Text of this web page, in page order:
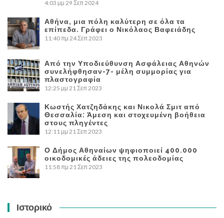
4:03 μμ 29 Σεπ 2024
Αθήνα, μια πόλη καλύτερη σε όλα τα
επίπεδα. Γράφει ο Νικόλαος Βαφειάδης
11:40 πμ 24 Σεπ 2023
Από την Υποδιεύθυνση Ασφάλειας Αθηνών
συνελήφθησαν-7- μέλη συμμορίας για
πλαστογραφία
12:25 μμ 21 Σεπ 2023
Κωστής Χατζηδάκης και Νικολά Σμιτ από
Θεσσαλία: Άμεση και στοχευμένη βοήθεια
στους πληγέντες
12:11 μμ 21 Σεπ 2023
Ο Δήμος Αθηναίων ψηφιοποιεί 400.000
οικοδομικές άδειες της πολεοδομίας
11:58 πμ 21 Σεπ 2023
Ιστορικό